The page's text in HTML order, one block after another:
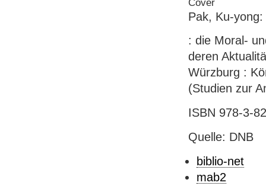
Pak, Ku-
: die Moral-
deren
Würzburg :
(Studien zur
ISBN 978-3-
Quelle: DNB
biblio-net
mab2